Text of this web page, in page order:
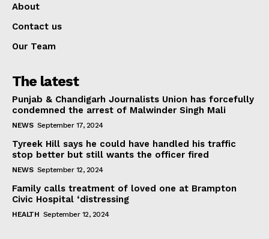
About
Contact us
Our Team
The latest
Punjab & Chandigarh Journalists Union has forcefully
condemned the arrest of Malwinder Singh Mali
NEWS September 17, 2024
Tyreek Hill says he could have handled his traffic
stop better but still wants the officer fired
NEWS September 12, 2024
Family calls treatment of loved one at Brampton
Civic Hospital ‘distressing
HEALTH September 12, 2024